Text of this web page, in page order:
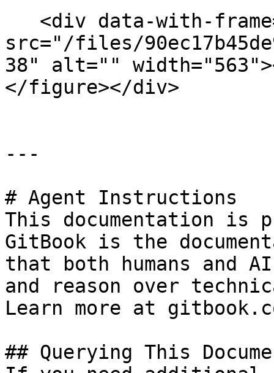
src="/files/
38" alt=""
</figure></div>
---
# Agent Instructions
This documentation is
GitBook is the
that both humans and
and reason over
Learn more at
## Querying This